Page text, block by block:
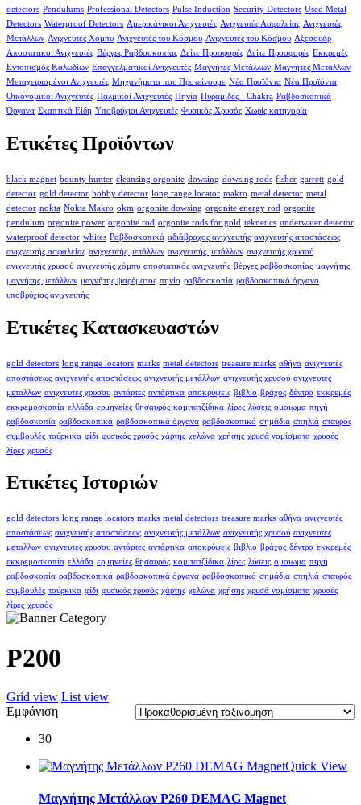
detectors Pendulums Professional Detectors Pulse Induction Security Detectors Used Metal
Detectors Waterproof Detectors Αμερικάνικοι Ανιχνευτές Ανιχνευτές Ασφαλείας Ανιχνευτές
Μετάλλων Ανιχνευτές Χόμπυ Ανιχνευτές του Κόσμου Ανιχνευτές του Κόσμου Αξεσουάρ
Αποστατικοί Ανιχνευτές Βέργες Ραβδοσκοπίας Δείτε Προσφορές Δείτε Προσφορές Εκκρεμές
Εντοπισμός Καλωδίων Επαγγελματικοί Ανιχνευτές Μαγνήτες Μετάλλων Μαγνήτες Μετάλλων
Μεταχειρισμένοι Ανιχνευτές Μηχανήματα που Προτείνουμε Νέα Προϊόντα Νέα Προϊόντα
Οικονομικοί Ανιχνευτές Παλμικοί Ανιχνευτές Πηνία Πυραμίδες - Chakra Ραβδοσκοπικά
Όργανα Σκαπτικά Είδη Υποβρύχιοι Ανιχνευτές Φυσικός Χρυσός Χωρίς κατηγορία
Ετικέτες Προϊόντων
black magnet bounty hunter cleansing orgonite dowsing dowsing rods fisher garrett gold
detector gold detector hobby detector long range locator makro metal detector metal
detector nokta Nokta Makro okm orgonite dowsing orgonite energy rod orgonite
pendulum orgonite power orgonite rod orgonite rods for gold teknetics underwater detector
waterproof detector whites Ραβδοσκοπικά αδιάβροχος ανιχνευτής ανιχνευτής αποστάσεως
ανιχνευτής ασφαλείας ανιχνευτής μετάλλων ανιχνευτής μετάλλων ανιχνευτής χρυσού
ανιχνευτής χρυσού ανιχνευτής χόμπυ αποστατικός ανιχνευτής βέργες ραβδοσκοπίας μαγνήτης
μαγνήτης μετάλλων μαγνήτης ψαρέματος πηνίο ραβδοσκοπία ραβδοσκοπικό όργανο
υποβρύχιος ανιχνευτής
Ετικέτες Κατασκευαστών
gold detectors long range locators marks metal detectors treasure marks αθήνα ανιχνευτές
αποστάσεως ανιχνευτής αποστάσεως ανιχνευτής μετάλλων ανιχνευτής χρυσού ανιχνευτες
μεταλλων ανιχνευτες χρυσου αντάρτες αντάρτικα αποκρύψεις βιβλίο βράχος δέντρο εκκρεμές
εκκρεμοσκοπία ελλάδα ερμηνείες θησαυρός κομιτατζίδικα λίρες λύσεις ομοιωμα πηγή
ραβδοσκοπία ραβδοσκοπικά ραβδοσκοπικά όργανα ραβδοσκοπικό σημάδια σπηλιά σταυρός
συμβουλές τούρκικα φίδι φυσικός χρυσός χάρτης χελώνα χρήσης χρυσά νομίσματα χρυσές
λίρες χρυσός
Ετικέτες Ιστοριών
gold detectors long range locators marks metal detectors treasure marks αθήνα ανιχνευτές
αποστάσεως ανιχνευτής αποστάσεως ανιχνευτής μετάλλων ανιχνευτής χρυσού ανιχνευτες
μεταλλων ανιχνευτες χρυσου αντάρτες αντάρτικα αποκρύψεις βιβλίο βράχος δέντρο εκκρεμές
εκκρεμοσκοπία ελλάδα ερμηνείες θησαυρός κομιτατζίδικα λίρες λύσεις ομοιωμα πηγή
ραβδοσκοπία ραβδοσκοπικά ραβδοσκοπικά όργανα ραβδοσκοπικό σημάδια σπηλιά σταυρός
συμβουλές τούρκικα φίδι φυσικός χρυσός χάρτης χελώνα χρήσης χρυσά νομίσματα χρυσές
λίρες χρυσός
P200
Grid view List view
Εμφάνιση
30
Quick View
Μαγνήτης Μετάλλων P260 DEMAG Magnet